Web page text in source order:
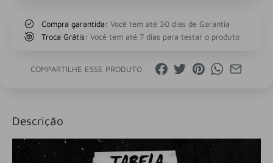
Compra garantida: Você tem até 30 dias de Garantia
Troca Grátis: Você tem até 7 dias para testar o produto
COMPARTILHE ESSE PRODUTO
Descrição